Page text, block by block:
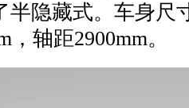
半隐藏式。车身尺
，轴距2900mm。